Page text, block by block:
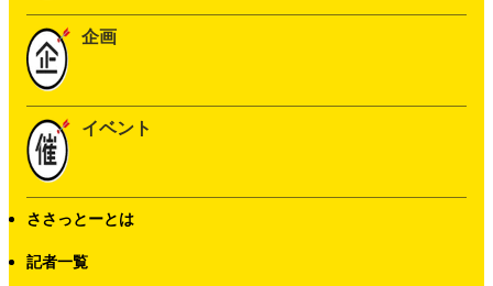
企画
イベント
ささっとーとは
記者一覧